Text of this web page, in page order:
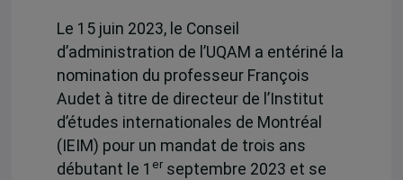
Le 15 juin 2023, le Conseil
d’administration de l’UQAM a entériné la
nomination du professeur François
Audet à titre de directeur de l’Institut
d’études internationales de Montréal
(IEIM) pour un mandat de trois ans
débutant le 1 er septembre 2023 et se